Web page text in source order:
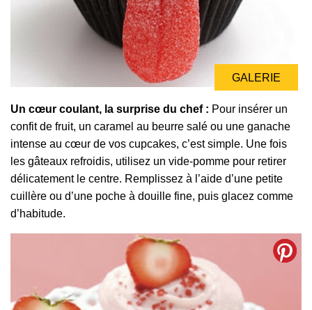
GALERIE
Un cœur coulant, la surprise du chef : Pour insérer un
confit de fruit, un caramel au beurre salé ou une ganache
intense au cœur de vos cupcakes, c’est simple. Une fois
les gâteaux refroidis, utilisez un vide-pomme pour retirer
délicatement le centre. Remplissez à l’aide d’une petite
cuillère ou d’une poche à douille fine, puis glacez comme
d’habitude.